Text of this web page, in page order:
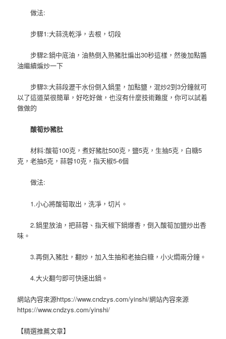
做法:
步驟1:大蒜洗乾淨，去根，切段
步驟2:鍋中底油，油熱倒入熟豬肚煸出30秒這樣，然後加點醬
油繼續煸炒一下
步驟3:大蒜段瀝干水份倒入鍋里，加點鹽，混炒2到3分鐘就可
以了這道菜很簡單，好吃好做，也沒有什麼技術難度，你可以試着
做做的
酸筍炒豬肚
材料:酸筍100克，煮好豬肚500克，鹽5克，生抽5克，白糖5
克，老抽5克，蒜蓉10克，指天椒5-6個
做法:
1.小心將酸筍取出，洗凈，切片。
2.鍋里放油，把蒜蓉、指天椒下鍋爆香，倒入酸筍加鹽炒出香
味。
3.再倒入豬肚，翻炒，加入生抽和老抽白糖，小火燜兩分鐘。
4.大火翻勻即可快速出鍋。
網站內容來源https://www.cndzys.com/yinshi/網站內容來源
https://www.cndzys.com/yinshi/
【精選推薦文章】